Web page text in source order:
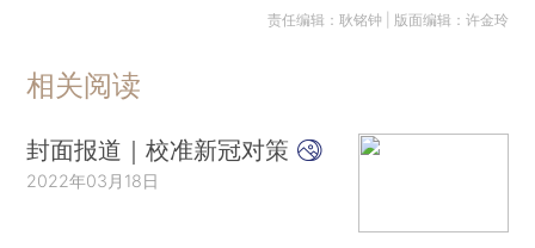
责任编辑：耿铭钟 | 版面编辑：许金玲
相关阅读
封面报道｜校准新冠对策
2022年03月18日